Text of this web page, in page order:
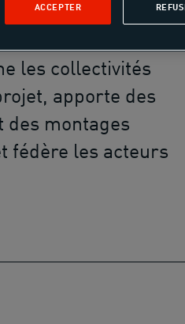
des territoires.
Access
les collectivités
apporte des
des montages
fédère les acteurs
ACCEPTER